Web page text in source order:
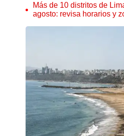
Más de 10 distritos de
agosto: revisa horarios y